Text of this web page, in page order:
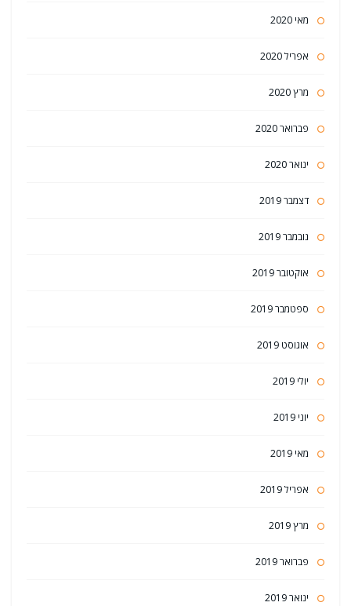
מאי 2020
אפריל 2020
מרץ 2020
פברואר 2020
ינואר 2020
דצמבר 2019
נובמבר 2019
אוקטובר 2019
ספטמבר 2019
אוגוסט 2019
יולי 2019
יוני 2019
מאי 2019
אפריל 2019
מרץ 2019
פברואר 2019
ינואר 2019